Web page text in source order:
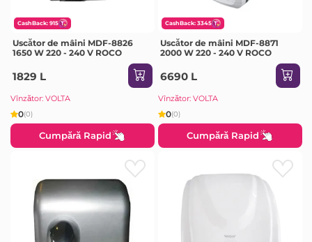
CashBack: 915
Uscător de mâini MDF-8826
1650 W 220 - 240 V ROCO
1829 L
Vînzător: VOLTA
0(0)
Cumpără Rapid
CashBack: 3345
Uscător de mâini MDF-8871
2000 W 220 - 240 V ROCO
6690 L
Vînzător: VOLTA
0(0)
Cumpără Rapid